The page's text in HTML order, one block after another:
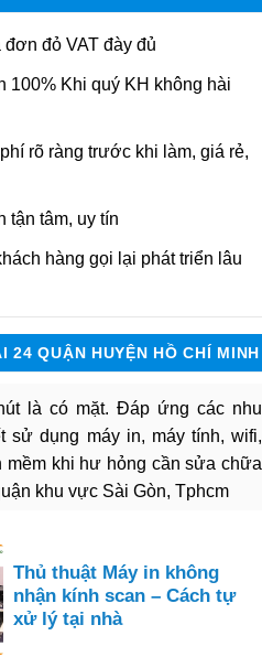
đơn đỏ VAT đày đủ
100% Khi quý KH không hài
rõ ràng trước khi làm, giá rẻ,
tận tâm, uy tín
hàng gọi lại phát triển lâu
24 QUẬN HUYỆN HỒ CHÍ MINH
là có mặt. Đáp ứng các nhu
sử dụng máy in, máy tính, wifi,
mềm khi hư hỏng cần sửa chữa
khu vực Sài Gòn, Tphcm
Thủ thuật Máy in không
nhận kính scan – Cách tự
xử lý tại nhà